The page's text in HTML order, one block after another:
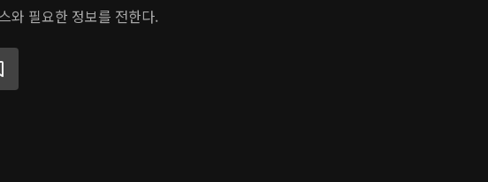
와 필요한 정보를 전한다.